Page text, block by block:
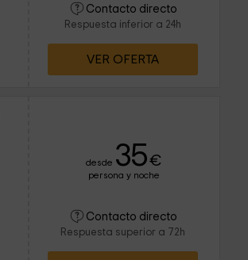
Contacto directo
Respuesta inferior a 24h
VER OFERTA
desde 35€
persona y noche
Contacto directo
Respuesta superior a 72h